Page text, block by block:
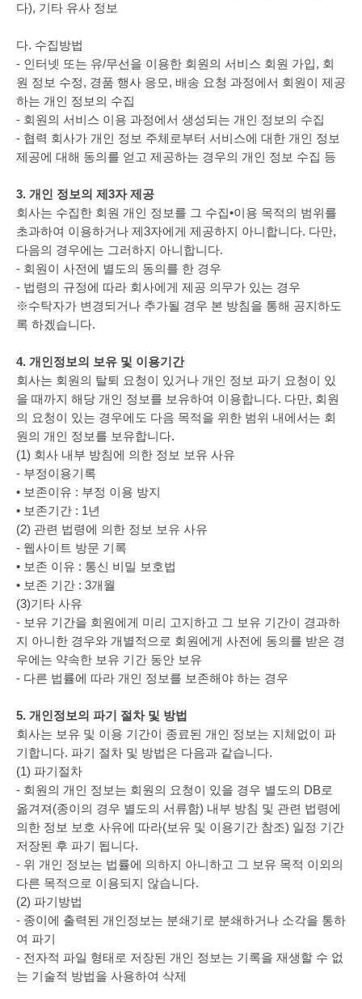
다), 기타 유사 정보
다. 수집방법
- 인터넷 또는 유/무선을 이용한 회원의 서비스 회원 가입, 회
원 정보 수정, 경품 행사 응모, 배송 요청 과정에서 회원이 제공
하는 개인 정보의 수집
- 회원의 서비스 이용 과정에서 생성되는 개인 정보의 수집
- 협력 회사가 개인 정보 주체로부터 서비스에 대한 개인 정보
제공에 대해 동의를 얻고 제공하는 경우의 개인 정보 수집 등
3. 개인 정보의 제3자 제공
회사는 수집한 회원 개인 정보를 그 수집•이용 목적의 범위를
초과하여 이용하거나 제3자에게 제공하지 아니합니다. 다만,
다음의 경우에는 그러하지 아니합니다.
- 회원이 사전에 별도의 동의를 한 경우
- 법령의 규정에 따라 회사에게 제공 의무가 있는 경우
※수탁자가 변경되거나 추가될 경우 본 방침을 통해 공지하도
록 하겠습니다.
4. 개인정보의 보유 및 이용기간
회사는 회원의 탈퇴 요청이 있거나 개인 정보 파기 요청이 있
을 때까지 해당 개인 정보를 보유하여 이용합니다. 다만, 회원
의 요청이 있는 경우에도 다음 목적을 위한 범위 내에서는 회
원의 개인 정보를 보유합니다.
(1) 회사 내부 방침에 의한 정보 보유 사유
- 부정이용기록
• 보존이유 : 부정 이용 방지
• 보존기간 : 1년
(2) 관련 법령에 의한 정보 보유 사유
- 웹사이트 방문 기록
• 보존 이유 : 통신 비밀 보호법
• 보존 기간 : 3개월
(3)기타 사유
- 보유 기간을 회원에게 미리 고지하고 그 보유 기간이 경과하
지 아니한 경우와 개별적으로 회원에게 사전에 동의를 받은 경
우에는 약속한 보유 기간 동안 보유
- 다른 법률에 따라 개인 정보를 보존해야 하는 경우
5. 개인정보의 파기 절차 및 방법
회사는 보유 및 이용 기간이 종료된 개인 정보는 지체없이 파
기합니다. 파기 절차 및 방법은 다음과 같습니다.
(1) 파기절차
- 회원의 개인 정보는 회원의 요청이 있을 경우 별도의 DB로
옮겨져(종이의 경우 별도의 서류함) 내부 방침 및 관련 법령에
의한 정보 보호 사유에 따라(보유 및 이용기간 참조) 일정 기간
저장된 후 파기 됩니다.
- 위 개인 정보는 법률에 의하지 아니하고 그 보유 목적 이외의
다른 목적으로 이용되지 않습니다.
(2) 파기방법
- 종이에 출력된 개인정보는 분쇄기로 분쇄하거나 소각을 통하
여 파기
- 전자적 파일 형태로 저장된 개인 정보는 기록을 재생할 수 없
는 기술적 방법을 사용하여 삭제